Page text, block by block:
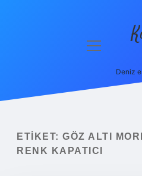
Yasal Uyarı
menüyü
Deniz
ETIKET: GÖZ ALTI
RENK KAPATICI